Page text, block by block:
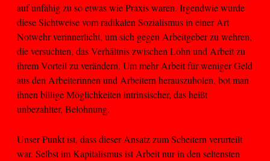
auf unfähig zu so etwas wie Praxis waren. Irgendwie wurde
diese Sichtweise vom radikalen Sozialismus in einer Art
Notwehr verinnerlicht, um sich gegen Arbeitgeber zu wehren,
die versuchten, das Verhältnis zwischen Lohn und Arbeit zu
ihrem Vorteil zu verändern. Um mehr Arbeit für weniger Geld
aus den Arbeiterinnen und Arbeitern herauszuholen, bot man
ihnen billige Möglichkeiten intrinsischer, das heißt
unbezahlter, Belohnung.
Unser Punkt ist, dass dieser Ansatz zum Scheitern verurteilt
war. Selbst im Kapitalismus ist Arbeit nur in den seltensten